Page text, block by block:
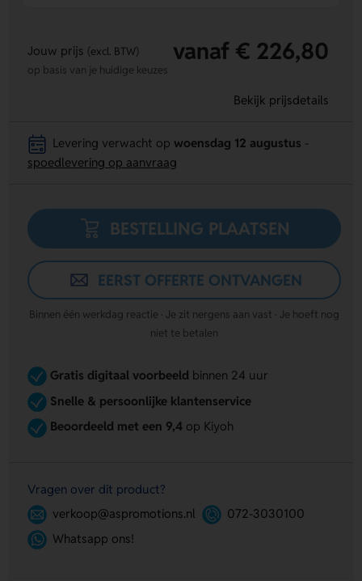
Jouw prijs (excl. BTW) vanaf € 226,80
op basis van je huidige keuzes
Bekijk prijsdetails
Levering verwacht op woensdag 12 augustus
spoedlevering op aanvraag
BESTELLING PLAATSEN
EERST OFFERTE ONTVANGEN
Binnen één werkdag reactie · Je zit nergens aan vast · Je hoeft nog
niet te betalen
Gratis digitaal voorbeeld binnen 24 uur
Snelle & persoonlijke klantenservice
Beoordeeld met een 9,4op Kiyoh
Vragen over dit product?
verkoop@aspromotions.nl
072-3030100
Whatsapp ons!